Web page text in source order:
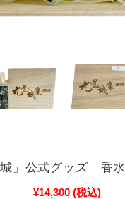
城」公式グッズ 香水
¥14,300 (税込)